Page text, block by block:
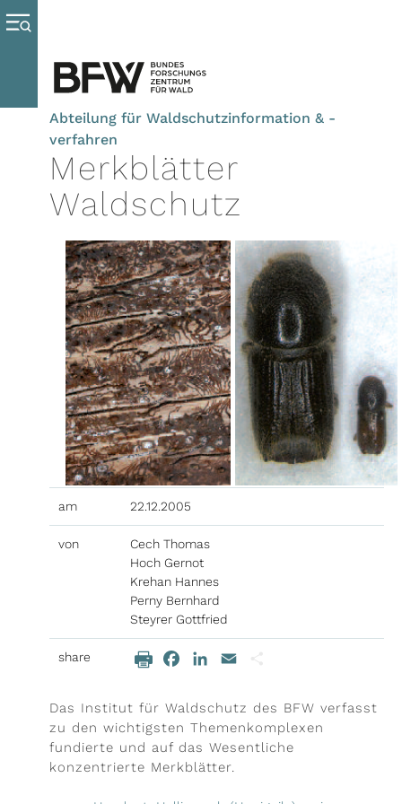
Adresse
Abteilung für Waldschutzinformation & -
verfahren
Merkblätter
Waldschutz
am 22.12.2005
von
Cech Thomas
Hoch Gernot
Krehan Hannes
Perny Bernhard
Steyrer Gottfried
share FacebookLinkedIn
Beitragsinhalt
Das Institut für Waldschutz des BFW verfasst
zu den wichtigsten Themenkomplexen
fundierte und auf das Wesentliche
konzentrierte Merkblätter.